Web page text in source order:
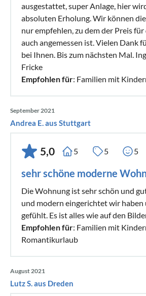
ausgestattet, super Anlage, hier
absoluten Erholung. Wir können
nur empfehlen, zu dem der Preis
auch angemessen ist. Vielen Dank
bei Ihnen. Bis zum nächsten Mal.
Fricke
Empfohlen für: Familien mit
September 2021
Andrea E. aus Stuttgart
5,0 5 5 5
sehr schöne moderne
Die Wohnung ist sehr schön und
und modern eingerichtet wir haben
gefühlt. Es ist alles wie auf den
Empfohlen für: Familien mit
Romantikurlaub
August 2021
Lutz S. aus Dreden